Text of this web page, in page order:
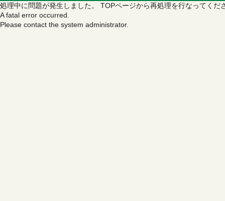
処理中に問題が発生しました。 TOPページから再処理を行なってくだ
A fatal error occurred.
Please contact the system administrator.